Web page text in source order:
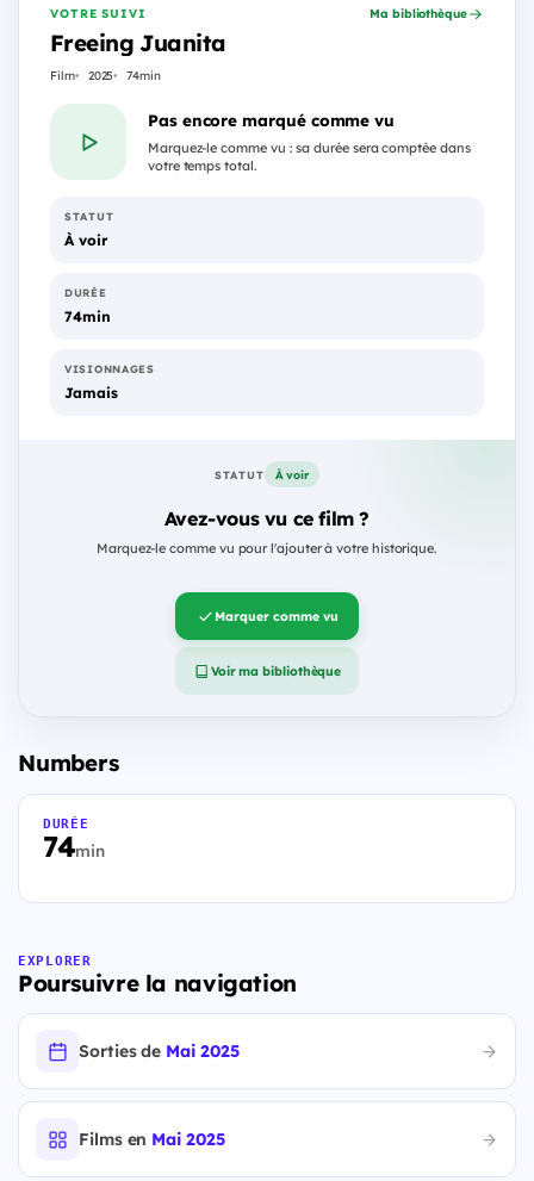
VOTRE SUIVI
Freeing Juanita
Film 2025 74min
Ma bibliothèque
Pas encore marqué comme vu
Marquez-le comme vu : sa durée sera comptée dans
votre temps total.
STATUT
À voir
DURÉE
74min
VISIONNAGES
Jamais
STATUT À voir
Avez-vous vu ce film ?
Marquez-le comme vu pour l'ajouter à votre historique.
Marquer comme vu
Voir ma bibliothèque
Numbers
74min
DURÉE
EXPLORER
Poursuivre la navigation
Sorties de Mai 2025
Films en Mai 2025